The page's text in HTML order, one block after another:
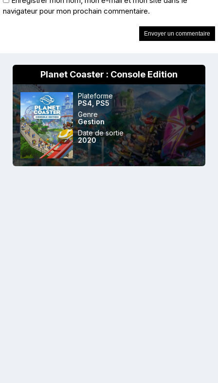
navigateur pour mon prochain commentaire.
Planet Coaster : Console Edition
Plateforme
PS4 PS5
Genre
Gestion
Date de sortie
2020